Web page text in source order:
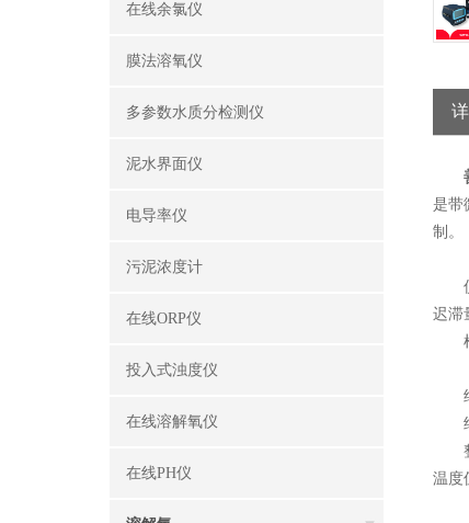
在线余氯仪
膜法溶氧仪
多参数水质分检测仪
泥水界面仪
电导率仪
污泥浓度计
在线ORP仪
投入式浊度仪
在线溶解氧仪
在线PH仪
是带
制。
仪
迟滞
根
结
结
整
温度